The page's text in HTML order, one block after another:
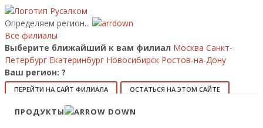
Определяем регион...
Все филиалы
Выберите ближайший к вам филиал Москва Санкт-
Петербург Екатеринбург Новосибирск Ростов-на-Дону
Ваш регион: ?
ПЕРЕЙТИ НА САЙТ ФИЛИАЛА ОСТАТЬСЯ НА ЭТОМ САЙТЕ
Позвонить
ПРОДУКТЫ